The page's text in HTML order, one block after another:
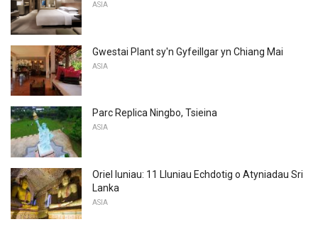
ASIA
Gwestai Plant sy'n Gyfeillgar yn Chiang Mai
ASIA
Parc Replica Ningbo, Tsieina
ASIA
Oriel luniau: 11 Lluniau Echdotig o Atyniadau Sri
Lanka
ASIA